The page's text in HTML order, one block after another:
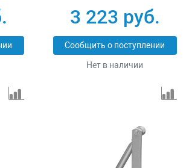
3 223 руб.
Сообщить о поступлении
Нет в наличии